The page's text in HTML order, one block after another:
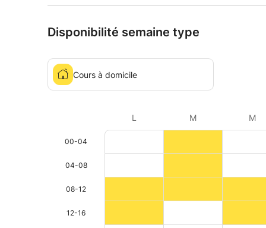
Disponibilité semaine type
Cours à domicile
L M M
00-04
04-08
08-12
12-16